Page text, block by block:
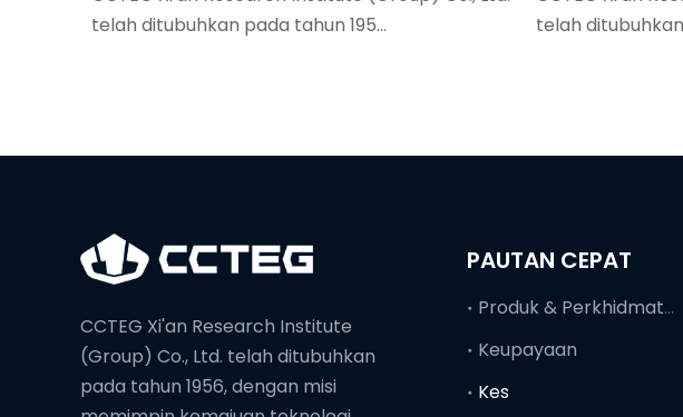
telah ditubuhkan pada tahun 195...
telah
CCTEG Xi'an Research Institute
(Group) Co., Ltd. telah ditubuhkan
pada tahun 1956, dengan misi
PAUTAN CEPAT
Produk & Perkhidmatan
Keupayaan
Kes